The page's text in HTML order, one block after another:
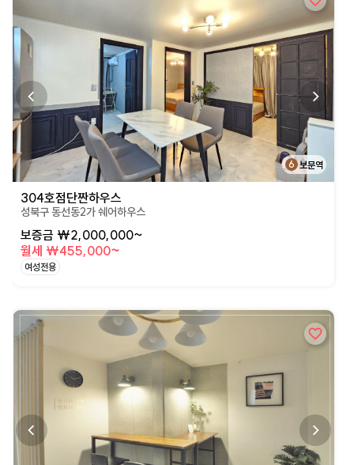
6 보문역
304호점단짠하우스
성북구 동선동2가 쉐어하우스
보증금 ₩2,000,000~
월세 ₩455,000~
여성전용
상세페이지로 이동